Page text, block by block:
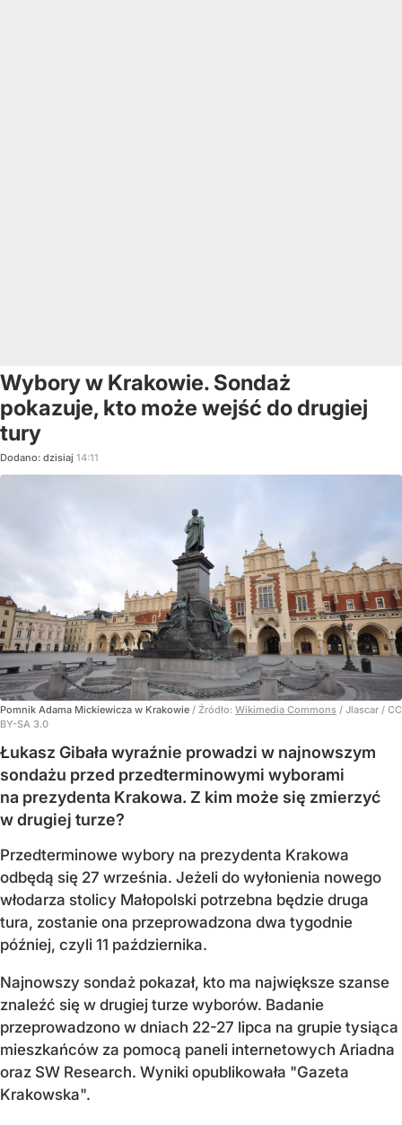
Wybory w Krakowie. Sondaż
pokazuje, kto może wejść do drugiej
tury
Dodano: dzisiaj 14:11
Pomnik Adama Mickiewicza w Krakowie / Źródło: Wikimedia Commons / Jlascar / CC
BY-SA 3.0
Łukasz Gibała wyraźnie prowadzi w najnowszym
sondażu przed przedterminowymi wyborami
na prezydenta Krakowa. Z kim może się zmierzyć
w drugiej turze?
Przedterminowe wybory na prezydenta Krakowa
odbędą się 27 września. Jeżeli do wyłonienia nowego
włodarza stolicy Małopolski potrzebna będzie druga
tura, zostanie ona przeprowadzona dwa tygodnie
później, czyli 11 października.
Najnowszy sondaż pokazał, kto ma największe szanse
znaleźć się w drugiej turze wyborów. Badanie
przeprowadzono w dniach 22-27 lipca na grupie tysiąca
mieszkańców za pomocą paneli internetowych Ariadna
oraz SW Research. Wyniki opublikowała "Gazeta
Krakowska".